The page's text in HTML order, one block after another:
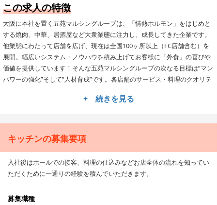
この求人の特徴
大阪に本社を置く五苑マルシングループは、「情熱ホルモン」をはじめと
する焼肉、中華、居酒屋など大衆業態に注力し、成長してきた企業です。
他業態にわたって店舗を広げ、現在は全国100ヶ所以上（FC店舗含む）を
展開。幅広いシステム・ノウハウを積み上げてお客様に「外食」の喜びや
価値を提供しています！そんな五苑マルシングループの次なる目標は”マン
パワーの強化”そして”人材育成”です。各店舗のサービス・料理のクオリテ
オペレーションの構築、企画販促、数値管理、店舗立ち上げなど多岐にわ
たる業務で活躍できるチャンスがありますので、まずは自らの得意分野を
店長、SV、営業課長などキャリアアップできる環境も整っていますよ！。
五苑マルシングループでは、全従業員を対象にした「セブンスター」制度
+ 続きを見る
キッチンの募集要項
入社後はホールでの接客、料理の仕込みなどお店全体の流れを知ってい
ただくために一通りの経験を積んでいただきます。
募集職種